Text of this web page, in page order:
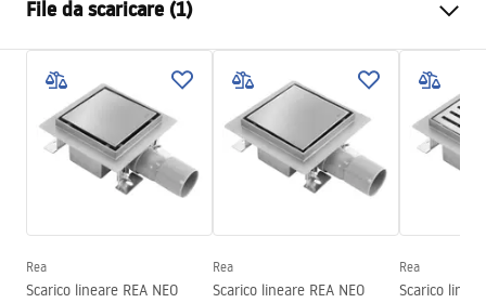
Tipo di sifone
Lunghezza scarico (cm)
70
Materiale dello scarico
acciaio inossidabile AISI 304
Colore
Nero opaco
Tipo di copertura
unilaterale per attaccare la
Garanzia
120 mesi per struttura in
File da scaricare (1)
Istruzioni di montaggio
LINEAR-3.pdf
Rea
Scarico lineare REA NEO
Rea
Scarico lineare REA NEO
Rea
Scarico